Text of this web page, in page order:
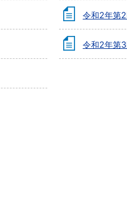
令和2年第
令和2年第